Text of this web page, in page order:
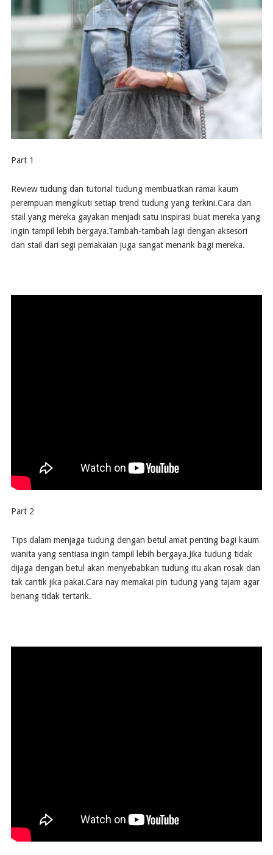
Part 1
Review tudung dan tutorial tudung membuatkan ramai kaum
perempuan mengikuti setiap trend tudung yang terkini.Cara dan
stail yang mereka gayakan menjadi satu inspirasi buat mereka yang
ingin tampil lebih bergaya.Tambah-tambah lagi dengan aksesori
dan stail dari segi pemakaian juga sangat menarik bagi mereka.
Part 2
Tips dalam menjaga tudung dengan betul amat penting bagi kaum
wanita yang sentiasa ingin tampil lebih bergaya.Jika tudung tidak
dijaga dengan betul akan menyebabkan tudung itu akan rosak dan
tak cantik jika pakai.Cara nay memakai pin tudung yang tajam agar
benang tidak tertarik.